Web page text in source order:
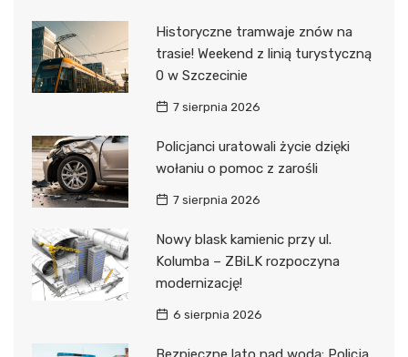
Historyczne tramwaje znów na
trasie! Weekend z linią turystyczną
0 w Szczecinie
7 sierpnia 2026
Policjanci uratowali życie dzięki
wołaniu o pomoc z zarośli
7 sierpnia 2026
Nowy blask kamienic przy ul.
Kolumba – ZBiLK rozpoczyna
modernizację!
6 sierpnia 2026